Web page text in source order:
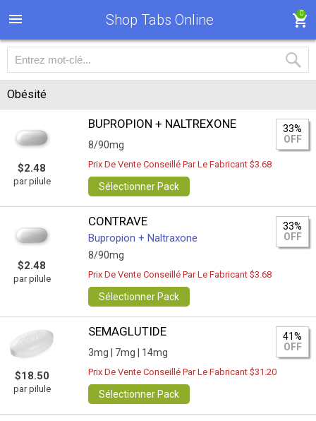
Shop Tabs Online 0
Obésité
$2.48
par pilule
BUPROPION + NALTREXONE
8/90mg
33%
OFF
Prix De Vente Conseillé Par Le Fabricant $3.68
Sélectionner Pack
$2.48
par pilule
CONTRAVE
Bupropion + Naltraxone
8/90mg
33%
OFF
Prix De Vente Conseillé Par Le Fabricant $3.68
Sélectionner Pack
$18.50
par pilule
SEMAGLUTIDE
3mg | 7mg | 14mg
41%
OFF
Prix De Vente Conseillé Par Le Fabricant $31.20
Sélectionner Pack